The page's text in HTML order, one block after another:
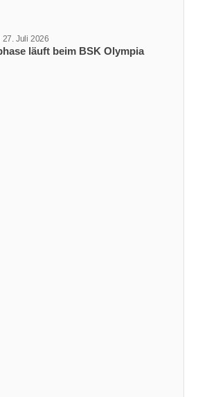
läuft beim BSK Olympia
27. Juli 2026